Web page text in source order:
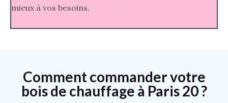
mieux à vos besoins.
Comment commander votre
bois de chauffage à Paris 20 ?